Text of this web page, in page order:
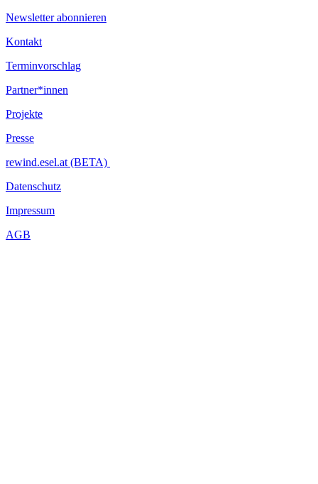
Newsletter abonnieren
Kontakt
Terminvorschlag
Partner*innen
Projekte
Presse
rewind.esel.at (BETA)
Datenschutz
Impressum
AGB